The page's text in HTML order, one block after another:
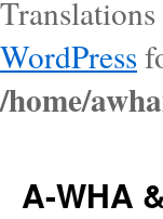
WordPress
/home/
A-WHA